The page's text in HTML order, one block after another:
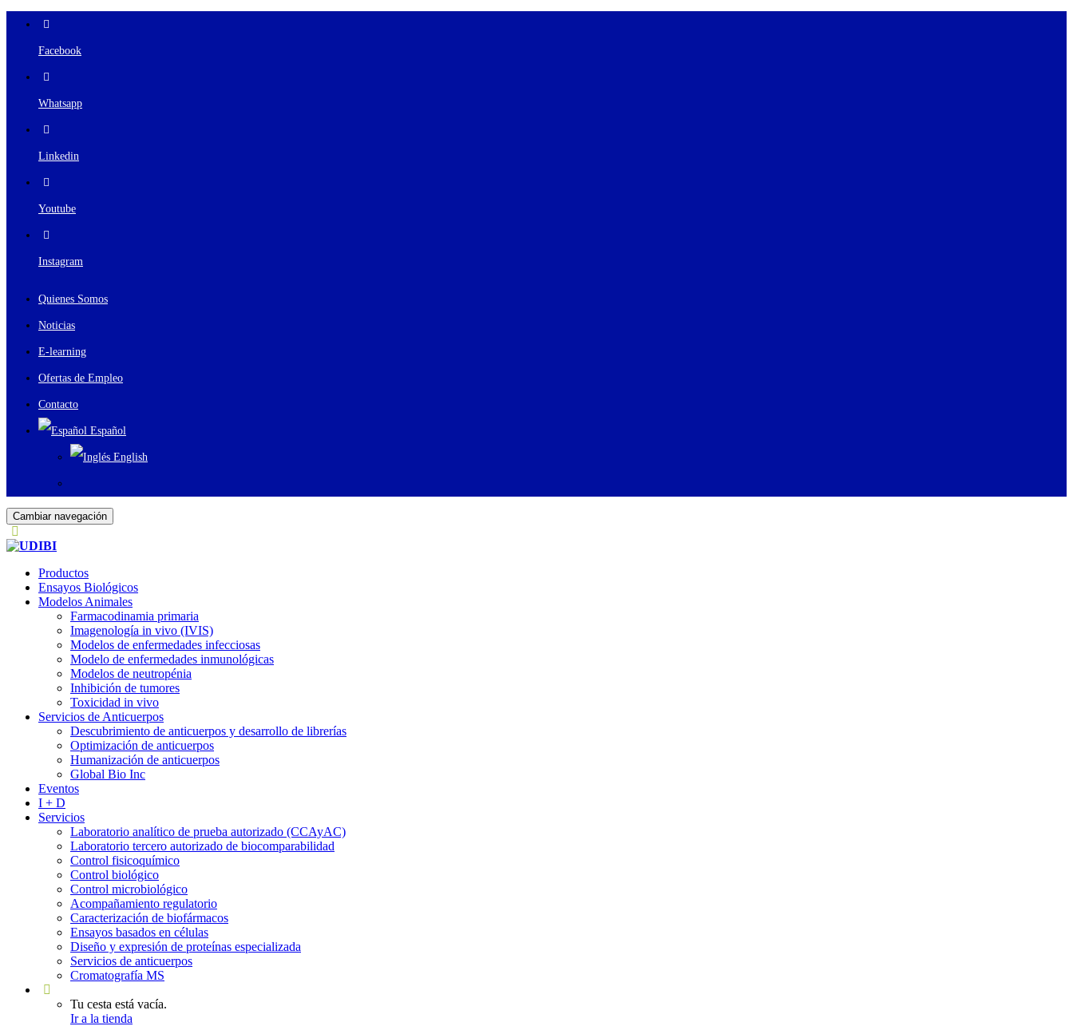
Facebook
Whatsapp
Linkedin
Youtube
Instagram
Quienes Somos
Noticias
E-learning
Ofertas de Empleo
Contacto
Español
English
Cambiar navegación
Productos
Ensayos Biológicos
Modelos Animales
Farmacodinamia primaria
Imagenología in vivo (IVIS)
Modelos de enfermedades infecciosas
Modelo de enfermedades inmunológicas
Modelos de neutropénia
Inhibición de tumores
Toxicidad in vivo
Servicios de Anticuerpos
Descubrimiento de anticuerpos y desarrollo de librerías
Optimización de anticuerpos
Humanización de anticuerpos
Global Bio Inc
Eventos
I + D
Servicios
Laboratorio analítico de prueba autorizado (CCAyAC)
Laboratorio tercero autorizado de biocomparabilidad
Control fisicoquímico
Control biológico
Control microbiológico
Acompañamiento regulatorio
Caracterización de biofármacos
Ensayos basados en células
Diseño y expresión de proteínas especializada
Servicios de anticuerpos
Cromatografía MS
Tu cesta está vacía.
Ir a la tienda